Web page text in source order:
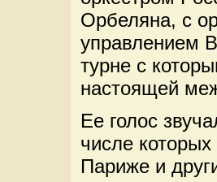
Орбеляна, с
управлением
турне с
настоящей
Ее голос
числе
Париже и